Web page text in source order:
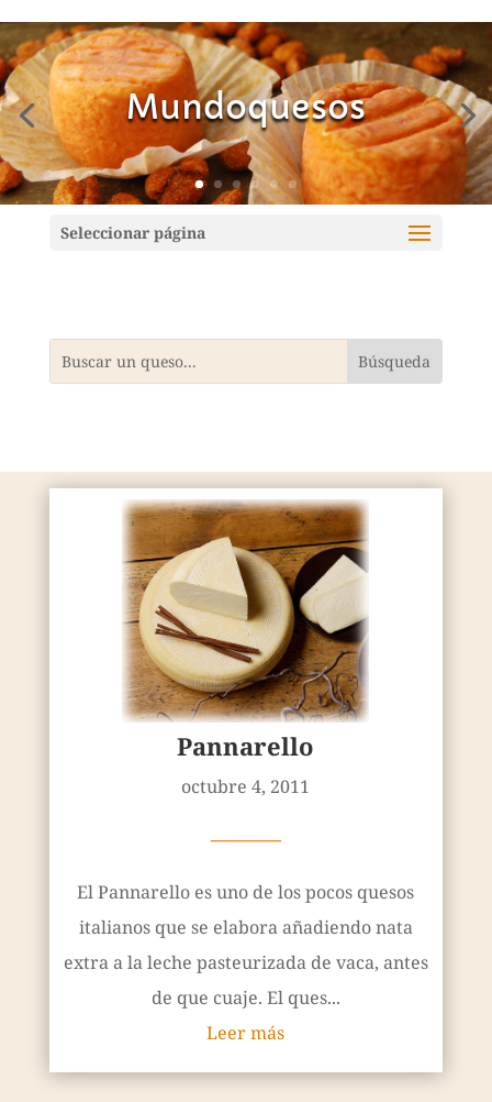
Mundoquesos
Seleccionar página
Pannarello
octubre 4, 2011
————
El Pannarello es uno de los pocos quesos
italianos que se elabora añadiendo nata
extra a la leche pasteurizada de vaca, antes
de que cuaje. El ques...
Leer más